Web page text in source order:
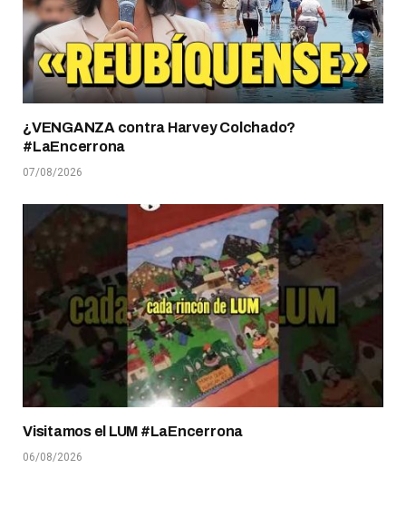
¿VENGANZA contra Harvey Colchado?
#LaEncerrona
07/08/2026
Visitamos el LUM #LaEncerrona
06/08/2026